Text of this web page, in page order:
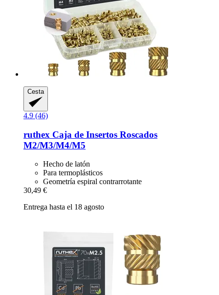
Cesta
4.9 (46)
ruthex Caja de Insertos Roscados
M2/M3/M4/M5
Hecho de latón
Para termoplásticos
Geometría espiral contrarrotante
30,49 €
Entrega hasta el 18 agosto